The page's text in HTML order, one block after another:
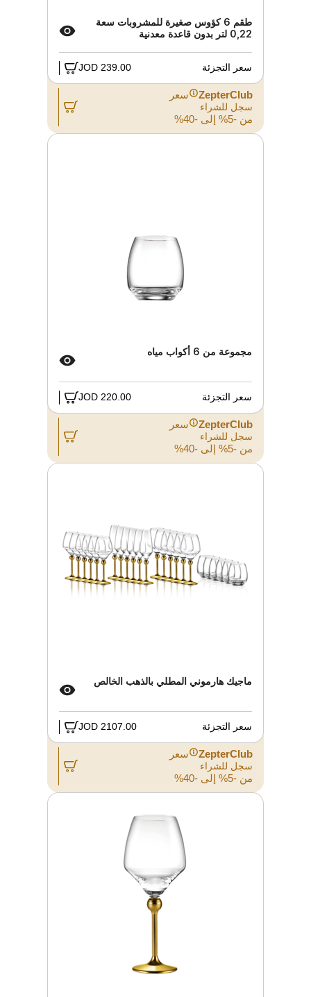
طقم 6 كؤوس صغيرة للمشروبات سعة
0,22 لتر بدون قاعدة معدنية
سعر التجزئة 239.00 JOD
ZepterClub سعر
سجل للشراء
من -5% إلى -40%
مجموعة من 6 أكواب مياه
سعر التجزئة 220.00 JOD
ZepterClub سعر
سجل للشراء
من -5% إلى -40%
ماجيك هارموني المطلي بالذهب الخالص
سعر التجزئة 2107.00 JOD
ZepterClub سعر
سجل للشراء
من -5% إلى -40%